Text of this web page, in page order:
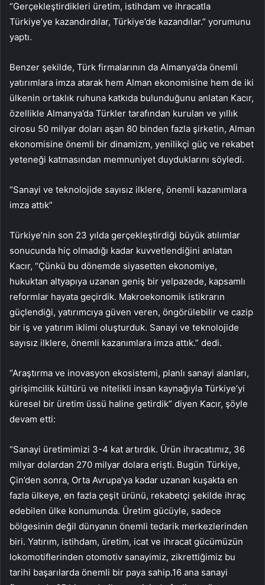
“Gerçekleştirdikleri üretim, istihdam ve ihracatla
Türkiye’ye kazandırdılar, Türkiye’de kazandılar.” yorumunu
yaptı.
Benzer şekilde, Türk firmalarının da Almanya’da önemli
yatırımlara imza atarak hem Alman ekonomisine hem de iki
ülkenin ortaklık ruhuna katkıda bulunduğunu anlatan Kacır,
özellikle Almanya’da Türkler tarafından kurulan ve yıllık
cirosu 50 milyar doları aşan 80 binden fazla şirketin, Alman
ekonomisine önemli bir dinamizm, yenilikçi güç ve rekabet
yeteneği katmasından memnuniyet duyduklarını söyledi.
“Sanayi ve teknolojide sayısız ilklere, önemli kazanımlara
imza attık”
Türkiye’nin son 23 yılda gerçekleştirdiği büyük atılımlar
sonucunda hiç olmadığı kadar kuvvetlendiğini anlatan
Kacır, “Çünkü bu dönemde siyasetten ekonomiye,
hukuktan altyapıya uzanan geniş bir yelpazede, kapsamlı
reformlar hayata geçirdik. Makroekonomik istikrarın
güçlendiği, yatırımcıya güven veren, öngörülebilir ve cazip
bir iş ve yatırım iklimi oluşturduk. Sanayi ve teknolojide
sayısız ilklere, önemli kazanımlara imza attık.” dedi.
“Araştırma ve inovasyon ekosistemi, planlı sanayi alanları,
girişimcilik kültürü ve nitelikli insan kaynağıyla Türkiye’yi
küresel bir üretim üssü haline getirdik” diyen Kacır, şöyle
devam etti:
“Sanayi üretimimizi 3-4 kat artırdık. Ürün ihracatımız, 36
milyar dolardan 270 milyar dolara erişti. Bugün Türkiye,
Çin’den sonra, Orta Avrupa’ya kadar uzanan kuşakta en
fazla ülkeye, en fazla çeşit ürünü, rekabetçi şekilde ihraç
edebilen ülke konumunda. Üretim gücüyle, sadece
bölgesinin değil dünyanın önemli tedarik merkezlerinden
biri. Yatırım, istihdam, üretim, icat ve ihracat gücümüzün
lokomotiflerinden otomotiv sanayimiz, zikrettiğimiz bu
tarihi başarılarda önemli bir paya sahip.16 ana sanayi